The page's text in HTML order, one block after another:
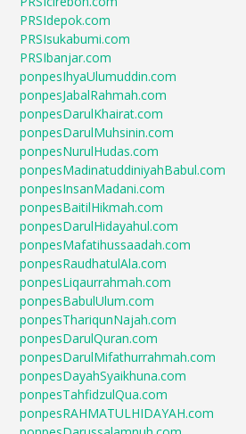
PRSIdepok.com
PRSIsukabumi.com
PRSIbanjar.com
ponpesIhyaUlumuddin.com
ponpesJabalRahmah.com
ponpesDarulKhairat.com
ponpesDarulMuhsinin.com
ponpesNurulHudas.com
ponpesMadinatuddiniyahBabul.com
ponpesInsanMadani.com
ponpesBaitilHikmah.com
ponpesDarulHidayahul.com
ponpesMafatihussaadah.com
ponpesRaudhatulAla.com
ponpesLiqaurrahmah.com
ponpesBabulUlum.com
ponpesThariqunNajah.com
ponpesDarulQuran.com
ponpesDarulMifathurrahmah.com
ponpesDayahSyaikhuna.com
ponpesTahfidzulQua.com
ponpesRAHMATULHIDAYAH.com